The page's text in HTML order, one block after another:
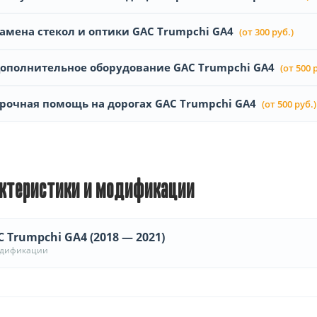
стекол и оптики GAC Trumpchi GA4 (от 300 руб.)
оборудование GAC Trumpchi GA4 (от 500
помощь на дорогах GAC Trumpchi GA4 (от 500 руб.)
и модификации
Trumpchi GA4 (2018 — 2021)